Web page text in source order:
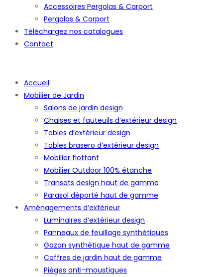
Accessoires Pergolas & Carport
Pergolas & Carport
Téléchargez nos catalogues
Contact
Accueil
Mobilier de Jardin
Salons de jardin design
Chaises et fauteuils d’extérieur design
Tables d’extérieur design
Tables brasero d’extérieur design
Mobilier flottant
Mobilier Outdoor 100% étanche
Transats design haut de gamme
Parasol déporté haut de gamme
Aménagements d’extérieur
Luminaires d’extérieur design
Panneaux de feuillage synthétiques
Gazon synthétique haut de gamme
Coffres de jardin haut de gamme
Pièges anti-moustiques